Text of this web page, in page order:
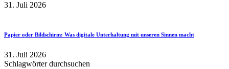
31. Juli 2026
Papier oder Bildschirm: Was digitale Unterhaltung mit unseren Sinnen macht
31. Juli 2026
Schlagwörter durchsuchen